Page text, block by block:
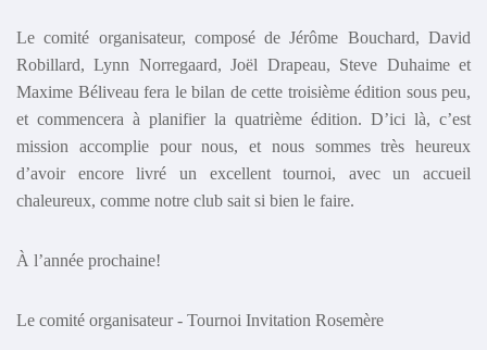
Le comité organisateur, composé de Jérôme Bouchard, David
Robillard, Lynn Norregaard, Joël Drapeau, Steve Duhaime et
Maxime Béliveau fera le bilan de cette troisième édition sous peu,
et commencera à planifier la quatrième édition. D’ici là, c’est
mission accomplie pour nous, et nous sommes très heureux
d’avoir encore livré un excellent tournoi, avec un accueil
chaleureux, comme notre club sait si bien le faire.
À l’année prochaine!
Le comité organisateur - Tournoi Invitation Rosemère